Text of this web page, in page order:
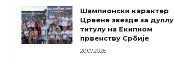
Шампионски карактер
Црвене звезде за дуплу
титулу на Екипном
првенству Србије
20.07.2026